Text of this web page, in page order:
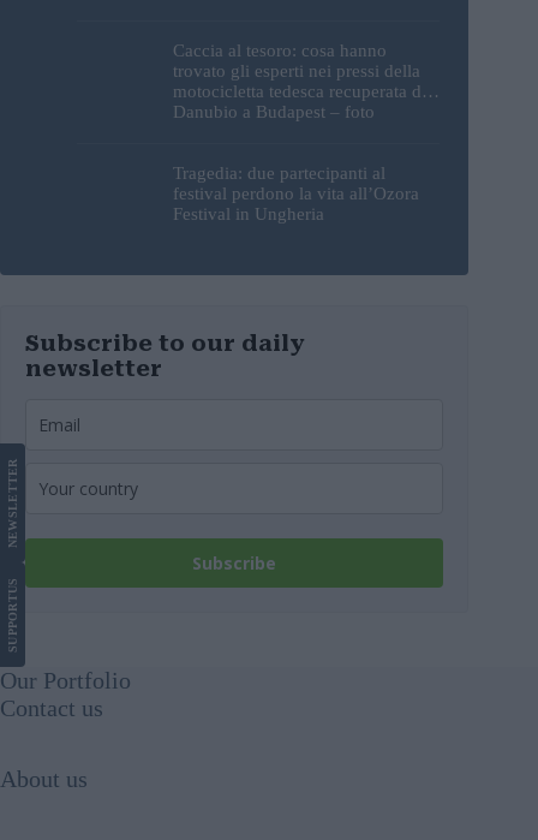
Caccia al tesoro: cosa hanno
trovato gli esperti nei pressi della
motocicletta tedesca recuperata dal
Danubio a Budapest – foto
Tragedia: due partecipanti al
festival perdono la vita all’Ozora
Festival in Ungheria
Subscribe to our daily
newsletter
Subscribe
SUPPORT
US
NEWS
LETTER
Our Portfolio
Contact us
About us